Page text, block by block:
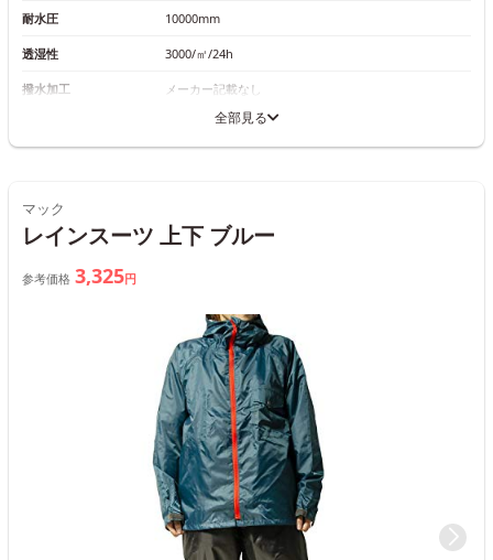
耐水圧 10000mm
透湿性 3000/㎡/24h
撥水加工 メーカー記載なし
全部見る
マック
レインスーツ 上下 ブルー
参考価格 3,325円